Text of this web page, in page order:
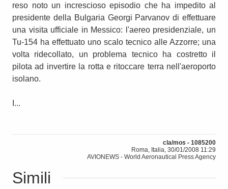
reso noto un increscioso episodio che ha impedito al
presidente della Bulgaria Georgi Parvanov di effettuare
una visita ufficiale in Messico: l'aereo presidenziale, un
Tu-154 ha effettuato uno scalo tecnico alle Azzorre; una
volta ridecollato, un problema tecnico ha costretto il
pilota ad invertire la rotta e ritoccare terra nell'aeroporto
isolano.
I...
cla/mos - 1085200
Roma, Italia, 30/01/2008 11:29
AVIONEWS - World Aeronautical Press Agency
Simili